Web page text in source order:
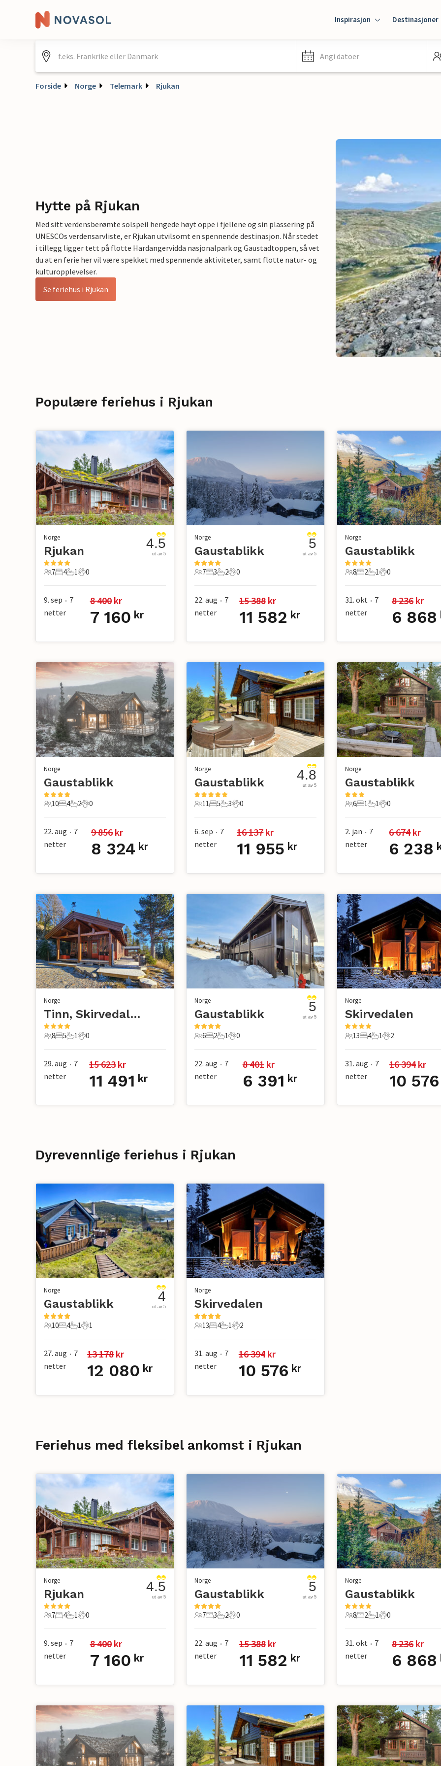
Inspirasjon Destinasjoner
Angi datoer
Forside Norge Telemark Rjukan
Hytte på Rjukan
Med sitt verdensberømte solspeil hengede høyt oppe i fjellene og sin plassering på
UNESCOs verdensarvliste, er Rjukan utvilsomt en spennende destinasjon. Når stedet
i tillegg ligger tett på flotte Hardangervidda nasjonalpark og Gaustadtoppen, så vet
du at en ferie her vil være spekket med spennende aktiviteter, samt flotte natur- og
kulturopplevelser.
Se feriehus i Rjukan
Populære feriehus i Rjukan
Norge
Rjukan
7 Gjester
7
4 Soverom
4
1 Bad
1
0 Kjæledyr
0
4.5
ut av 5
9. sep • 7
netter
8 400 kr
7 160 kr
Norge
Gaustablikk
7 Gjester
7
3 Soverom
3
2 Bad
2
0 Kjæledyr
0
5
ut av 5
22. aug • 7
netter
15 388 kr
11 582 kr
Norge
Gaustablikk
8 Gjester
8
2 Soverom
2
1 Bad
1
0 Kjæledyr
0
31. okt • 7
netter
8 236 kr
6 868
Norge
Gaustablikk
10 Gjester
10
4 Soverom
4
2 Bad
2
0 Kjæledyr
0
22. aug • 7
netter
9 856 kr
8 324 kr
Norge
Gaustablikk
11 Gjester
11
5 Soverom
5
3 Bad
3
0 Kjæledyr
0
4.8
ut av 5
6. sep • 7
netter
16 137 kr
11 955 kr
Norge
Gaustablikk
6 Gjester
6
1 Soverom
1
1 Bad
1
0 Kjæledyr
0
2. jan • 7
netter
6 674 kr
6 238
Norge
Tinn, Skirvedalen
8 Gjester
8
5 Soverom
5
1 Bad
1
0 Kjæledyr
0
29. aug • 7
netter
15 623 kr
11 491 kr
Norge
Gaustablikk
6 Gjester
6
2 Soverom
2
1 Bad
1
0 Kjæledyr
0
5
ut av 5
22. aug • 7
netter
8 401 kr
6 391 kr
Norge
Skirvedalen
13 Gjester
13
4 Soverom
4
1 Bad
1
2 Kjæledyr
2
31. aug • 7
netter
16 394 kr
10 576
Dyrevennlige feriehus i Rjukan
Norge
Gaustablikk
10 Gjester
10
4 Soverom
4
1 Bad
1
1 Kjæledyr
1
4
ut av 5
27. aug • 7
netter
13 178 kr
12 080 kr
Norge
Skirvedalen
13 Gjester
13
4 Soverom
4
1 Bad
1
2 Kjæledyr
2
31. aug • 7
netter
16 394 kr
10 576 kr
Feriehus med fleksibel ankomst i Rjukan
Norge
Rjukan
7 Gjester
7
4 Soverom
4
1 Bad
1
0 Kjæledyr
0
4.5
ut av 5
9. sep • 7
netter
8 400 kr
7 160 kr
Norge
Gaustablikk
7 Gjester
7
3 Soverom
3
2 Bad
2
0 Kjæledyr
0
5
ut av 5
22. aug • 7
netter
15 388 kr
11 582 kr
Norge
Gaustablikk
8 Gjester
8
2 Soverom
2
1 Bad
1
0 Kjæledyr
0
31. okt • 7
netter
8 236 kr
6 868